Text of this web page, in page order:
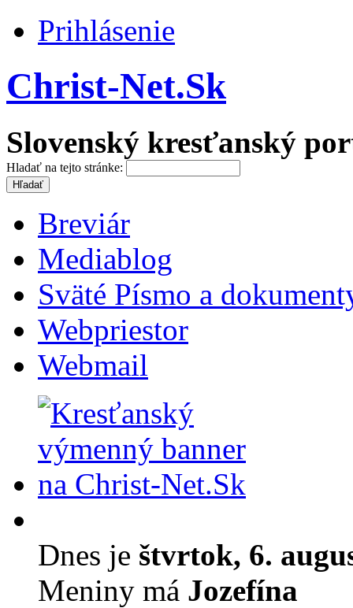
Prihlásenie
Christ-Net.Sk
Slovenský kresťanský
Hladať na tejto stránke:
Breviár
Mediablog
Sväté Písmo a
Webpriestor
Webmail
Dnes je štvrtok, 6.
Meniny má Jozefína